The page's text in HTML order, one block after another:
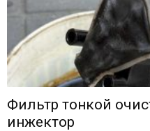
Фильтр тонкой
инжектор